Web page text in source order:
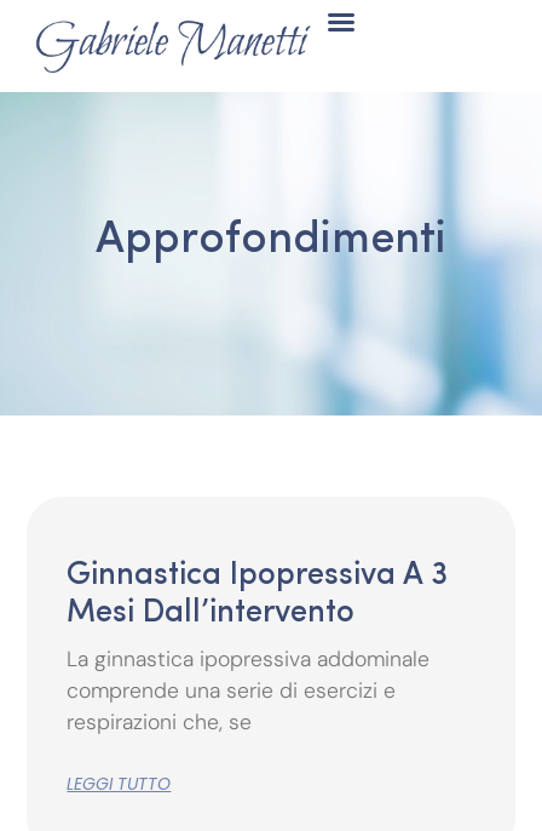
Approfondimenti
Ginnastica Ipopressiva A 3
Mesi Dall’intervento
La ginnastica ipopressiva addominale
comprende una serie di esercizi e
respirazioni che, se
LEGGI TUTTO